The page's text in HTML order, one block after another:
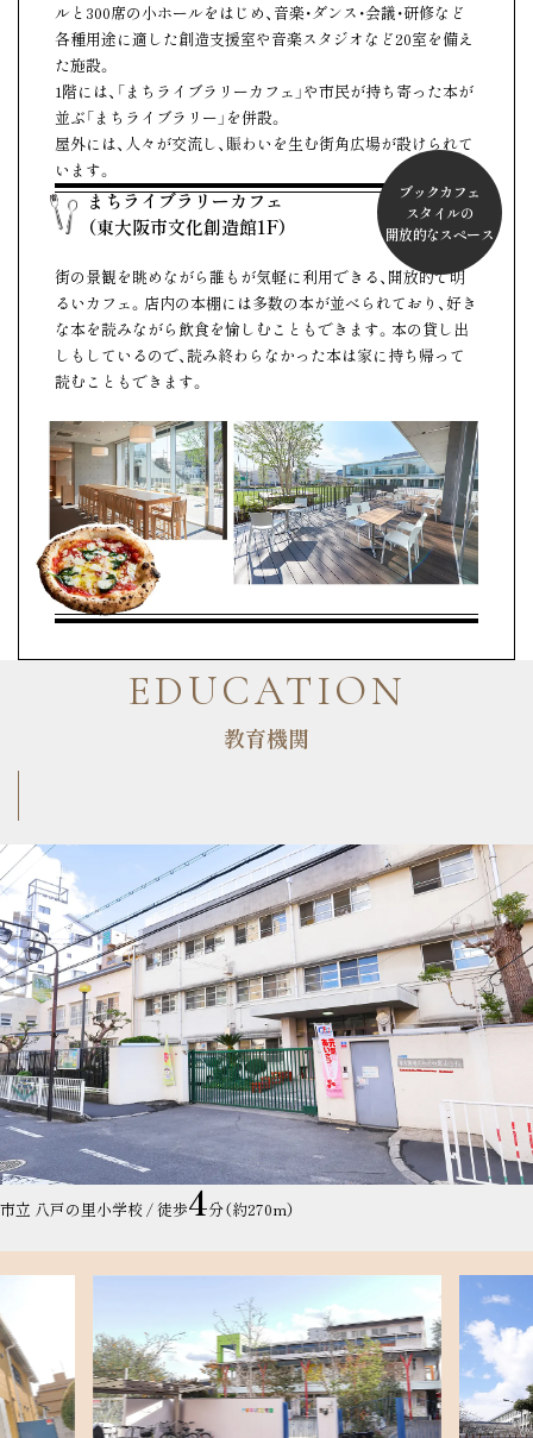
ルと300席の小ホールをはじめ、音楽・ダンス・会議・研修など
各種用途に適した創造支援室や音楽スタジオなど20室を備え
た施設。
1階には、「まちライブラリーカフェ」や市民が持ち寄った本が
並ぶ「まちライブラリー」を併設。
屋外には、人々が交流し、賑わいを生む街角広場が設けられて
います。
ブックカフェ
スタイルの
開放的なスペース
まちライブラリーカフェ
（東大阪市文化創造館1F）
街の景観を眺めながら誰もが気軽に利用できる、開放的で明
るいカフェ。店内の本棚には多数の本が並べられており、好き
な本を読みながら飲食を愉しむこともできます。本の貸し出
しもしているので、読み終わらなかった本は家に持ち帰って
読むこともできます。
EDUCATION
教育機関
市立 八戸の里小学校 / 徒歩4分（約270m）